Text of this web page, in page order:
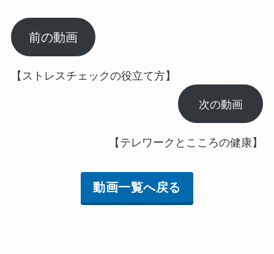
前の動画
【ストレスチェックの役立て方】
次の動画
【テレワークとこころの健康】
動画一覧へ戻る